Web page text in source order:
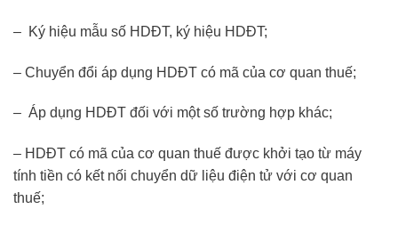
– Ký hiệu mẫu số HDĐT, ký hiệu HDĐT;
– Chuyển đổi áp dụng HDĐT có mã của cơ quan thuế;
– Áp dụng HDĐT đối với một số trường hợp khác;
– HDĐT có mã của cơ quan thuế được khởi tạo từ máy
tính tiền có kết nối chuyển dữ liệu điện tử với cơ quan
thuế;